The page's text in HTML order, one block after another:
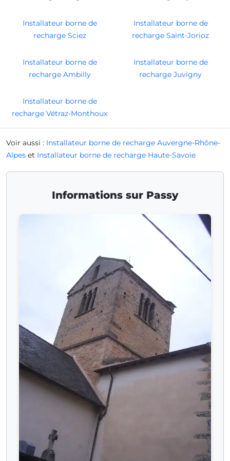
Installateur borne de
recharge Sciez
Installateur borne de
recharge Saint-Jorioz
Installateur borne de
recharge Ambilly
Installateur borne de
recharge Juvigny
Installateur borne de
recharge Vétraz-Monthoux
Voir aussi : Installateur borne de recharge Auvergne-Rhône-
Alpes et Installateur borne de recharge Haute-Savoie
Informations sur Passy